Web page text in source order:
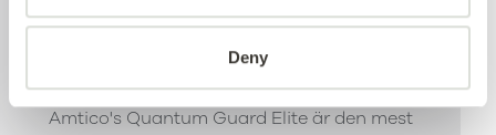
Deny
Quantum Guard Elite
Amtico's Quantum Guard Elite är den mest